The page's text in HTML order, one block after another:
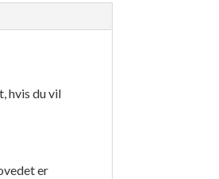
hvis du vil
er